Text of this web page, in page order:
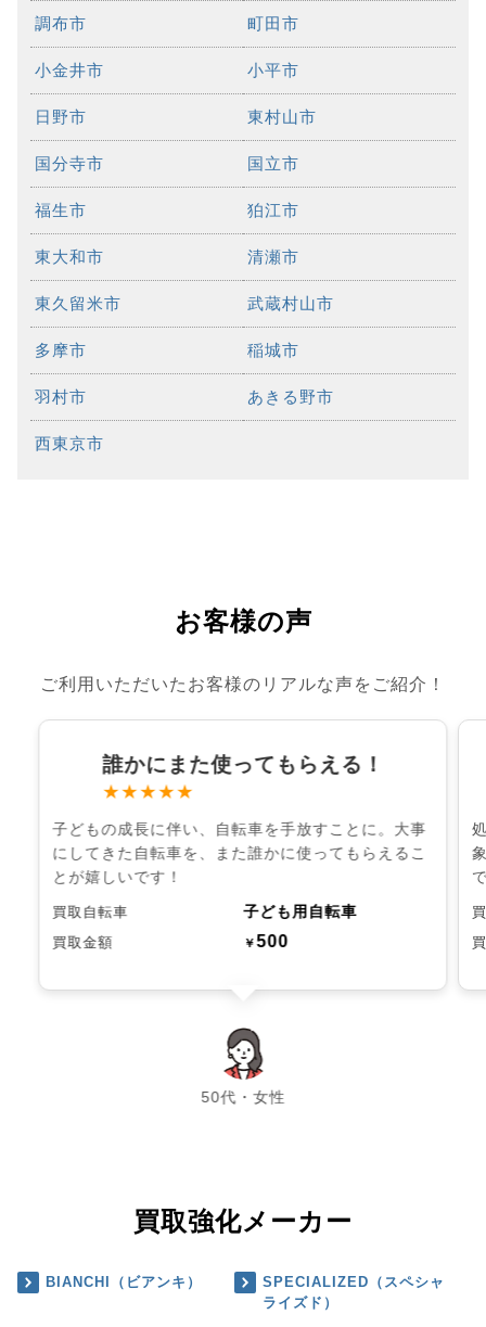
調布市 町田市
小金井市 小平市
日野市 東村山市
国分寺市 国立市
福生市 狛江市
東大和市 清瀬市
東久留米市 武蔵村山市
多摩市 稲城市
羽村市 あきる野市
西東京市
お客様の声
ご利用いただいたお客様のリアルな声をご紹介！
誰かにまた使ってもらえる！
★★★★★
子どもの成長に伴い、自転車を手放すことに。大事
にしてきた自転車を、また誰かに使ってもらえるこ
とが嬉しいです！
買取自転車 子ども用自転車
買取金額 ￥500
50代・女性
chevron_left chevron_right
買取強化メーカー
BIANCHI（ビアンキ）
SPECIALIZED（スペシャ
ライズド）